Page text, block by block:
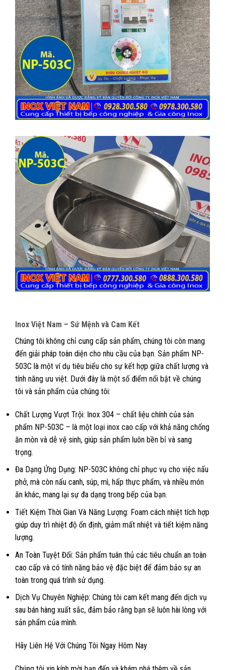
Inox Việt Nam – Sứ Mệnh và Cam Kết
Chúng tôi không chỉ cung cấp sản phẩm, chúng tôi còn mang
đến giải pháp toàn diện cho nhu cầu của bạn. Sản phẩm NP-
503C là một ví dụ tiêu biểu cho sự kết hợp giữa chất lượng và
tính năng ưu việt. Dưới đây là một số điểm nổi bật về chúng
tôi và sản phẩm của chúng tôi:
Chất Lượng Vượt Trội: Inox 304 – chất liệu chính của sản
phẩm NP-503C – là một loại inox cao cấp với khả năng chống
ăn mòn và dễ vệ sinh, giúp sản phẩm luôn bền bỉ và sang
trọng.
Đa Dạng Ứng Dụng: NP-503C không chỉ phục vụ cho việc nấu
phở, mà còn nấu canh, súp, mì, hấp thực phẩm, và nhiều món
ăn khác, mang lại sự đa dạng trong bếp của bạn.
Tiết Kiệm Thời Gian Và Năng Lượng: Foam cách nhiệt tích hợp
giúp duy trì nhiệt độ ổn định, giảm mất nhiệt và tiết kiệm năng
lượng.
An Toàn Tuyệt Đối: Sản phẩm tuân thủ các tiêu chuẩn an toàn
cao cấp và có tính năng bảo vệ đặc biệt để đảm bảo sự an
toàn trong quá trình sử dụng.
Dịch Vụ Chuyên Nghiệp: Chúng tôi cam kết mang đến dịch vụ
sau bán hàng xuất sắc, đảm bảo rằng bạn sẽ luôn hài lòng với
sản phẩm của mình.
Hãy Liên Hệ Với Chúng Tôi Ngay Hôm Nay